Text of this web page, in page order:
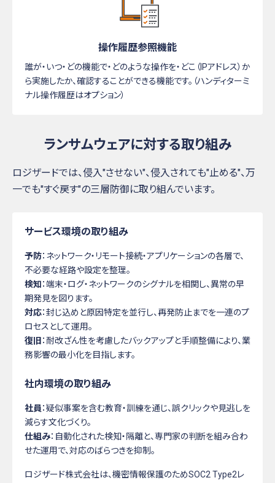
操作履歴参照機能
誰が・いつ・どの機能で・どのような操作を・どこ（IPアドレス）か
ら実施したか、確認することができる機能です。（ハンディターミ
ナル操作履歴はオプション）
ランサムウェアに対する取り組み
ロジザードでは、侵入"させない"、侵入されても"止める"、万
一でも"すぐ戻す"の三層防御に取り組んでいます。
サービス環境の取り組み
予防：ネットワーク・リモート接続・アプリケーションの各層で、
不必要な経路や設定を整理。
検知：端末・ログ・ネットワークのシグナルを相関し、異常の早
期発見を図ります。
対応：封じ込めと原因特定を並行し、再発防止までを一連のプ
ロセスとして運用。
復旧 ：耐改ざん性を考慮したバックアップと手順整備により、業
務影響の最小化を目指します。
社内環境の取り組み
社員：疑似事案を含む教育・訓練を通じ、誤クリックや見逃しを
減らす文化づくり。
仕組み：自動化された検知・隔離と、専門家の判断を組み合わ
せた運用で、対応のばらつきを抑制。
ロジザード株式会社は、機密情報保護のためSOC2 Type2レ